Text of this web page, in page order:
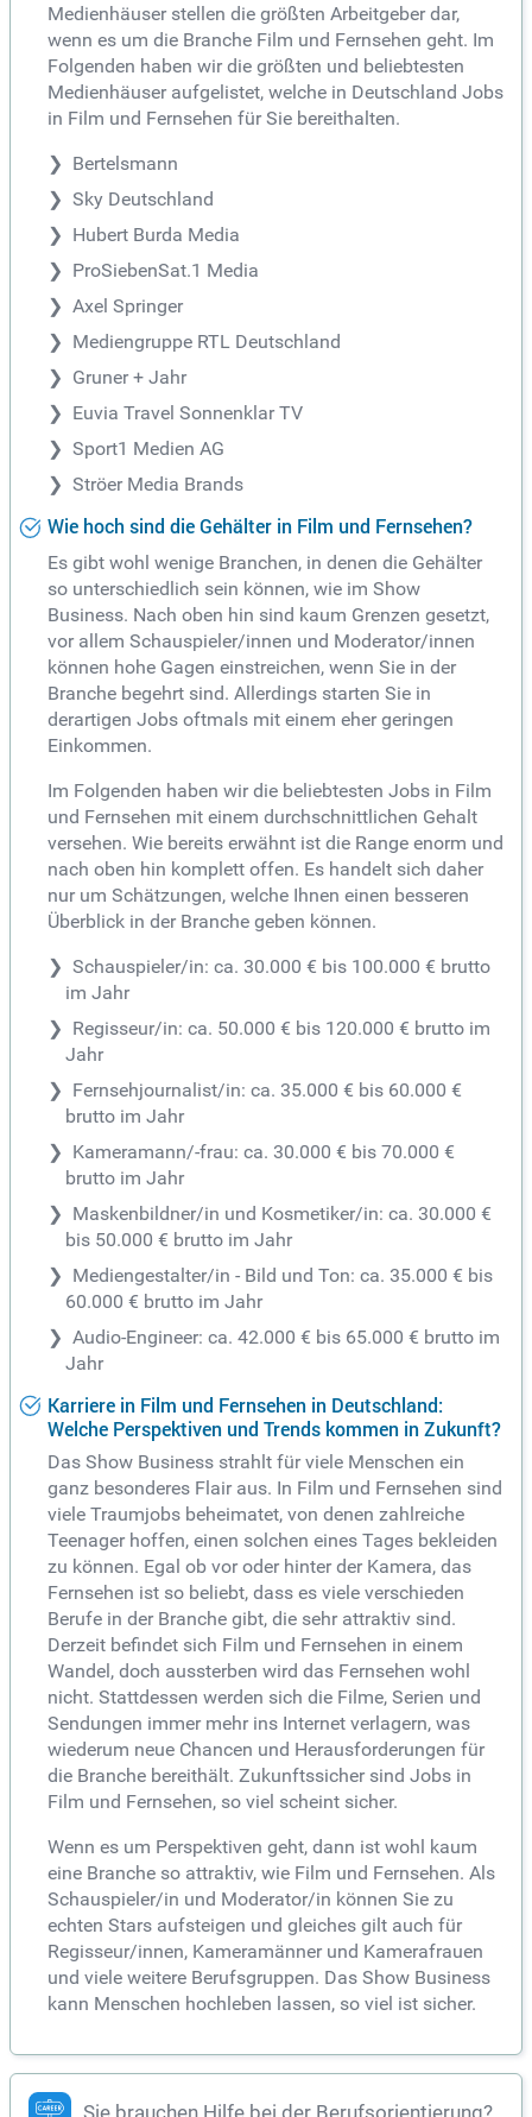
Medienhäuser stellen die größten Arbeitgeber dar,
wenn es um die Branche Film und Fernsehen geht. Im
Folgenden haben wir die größten und beliebtesten
Medienhäuser aufgelistet, welche in Deutschland Jobs
in Film und Fernsehen für Sie bereithalten.
Bertelsmann
Sky Deutschland
Hubert Burda Media
ProSiebenSat.1 Media
Axel Springer
Mediengruppe RTL Deutschland
Gruner + Jahr
Euvia Travel Sonnenklar TV
Sport1 Medien AG
Ströer Media Brands
Wie hoch sind die Gehälter in Film und Fernsehen?
Es gibt wohl wenige Branchen, in denen die Gehälter
so unterschiedlich sein können, wie im Show
Business. Nach oben hin sind kaum Grenzen gesetzt,
vor allem Schauspieler/innen und Moderator/innen
können hohe Gagen einstreichen, wenn Sie in der
Branche begehrt sind. Allerdings starten Sie in
derartigen Jobs oftmals mit einem eher geringen
Einkommen.
Im Folgenden haben wir die beliebtesten Jobs in Film
und Fernsehen mit einem durchschnittlichen Gehalt
versehen. Wie bereits erwähnt ist die Range enorm und
nach oben hin komplett offen. Es handelt sich daher
nur um Schätzungen, welche Ihnen einen besseren
Überblick in der Branche geben können.
Schauspieler/in: ca. 30.000 € bis 100.000 € brutto
im Jahr
Regisseur/in: ca. 50.000 € bis 120.000 € brutto im
Jahr
Fernsehjournalist/in: ca. 35.000 € bis 60.000 €
brutto im Jahr
Kameramann/-frau: ca. 30.000 € bis 70.000 €
brutto im Jahr
Maskenbildner/in und Kosmetiker/in: ca. 30.000 €
bis 50.000 € brutto im Jahr
Mediengestalter/in - Bild und Ton: ca. 35.000 € bis
60.000 € brutto im Jahr
Audio-Engineer: ca. 42.000 € bis 65.000 € brutto im
Jahr
Karriere in Film und Fernsehen in Deutschland:
Welche Perspektiven und Trends kommen in Zukunft?
Das Show Business strahlt für viele Menschen ein
ganz besonderes Flair aus. In Film und Fernsehen sind
viele Traumjobs beheimatet, von denen zahlreiche
Teenager hoffen, einen solchen eines Tages bekleiden
zu können. Egal ob vor oder hinter der Kamera, das
Fernsehen ist so beliebt, dass es viele verschieden
Berufe in der Branche gibt, die sehr attraktiv sind.
Derzeit befindet sich Film und Fernsehen in einem
Wandel, doch aussterben wird das Fernsehen wohl
nicht. Stattdessen werden sich die Filme, Serien und
Sendungen immer mehr ins Internet verlagern, was
wiederum neue Chancen und Herausforderungen für
die Branche bereithält. Zukunftssicher sind Jobs in
Film und Fernsehen, so viel scheint sicher.
Wenn es um Perspektiven geht, dann ist wohl kaum
eine Branche so attraktiv, wie Film und Fernsehen. Als
Schauspieler/in und Moderator/in können Sie zu
echten Stars aufsteigen und gleiches gilt auch für
Regisseur/innen, Kameramänner und Kamerafrauen
und viele weitere Berufsgruppen. Das Show Business
kann Menschen hochleben lassen, so viel ist sicher.